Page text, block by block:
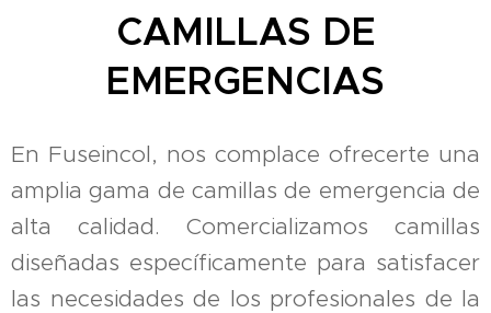
CAMILLAS DE
EMERGENCIAS
En Fuseincol, nos complace ofrecerte una
amplia gama de camillas de emergencia de
alta calidad. Comercializamos camillas
diseñadas específicamente para satisfacer
las necesidades de los profesionales de la